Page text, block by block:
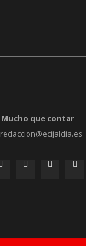
Mucho que contar
redaccion@ecijaldia.es